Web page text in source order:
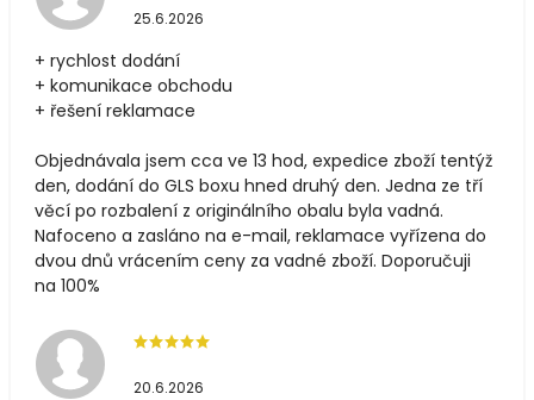
25.6.2026
+ rychlost dodání
+ komunikace obchodu
+ řešení reklamace
Objednávala jsem cca ve 13 hod, expedice zboží tentýž
den, dodání do GLS boxu hned druhý den. Jedna ze tří
věcí po rozbalení z originálního obalu byla vadná.
Nafoceno a zasláno na e-mail, reklamace vyřízena do
dvou dnů vrácením ceny za vadné zboží. Doporučuji
na 100%
20.6.2026